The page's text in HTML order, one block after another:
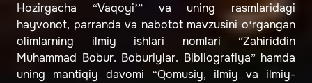
Hozirgacha “Vaqoyi’” va uning rasmlaridagi
hayvonot, parranda va nabotot mavzusini o‘rgangan
olimlarning ilmiy ishlari nomlari “Zahiriddin
Muhammad Bobur. Boburiylar. Bibliografiya” hamda
uning mantiqiy davomi “Qomusiy, ilmiy va ilmiy-